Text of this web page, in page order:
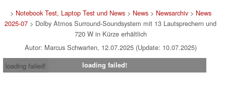
> Notebook Test, Laptop Test und News> News> Newsarchiv> News
2025-07 > Dolby Atmos Surround-Soundsystem mit 13 Lautsprechern und
720 W in Kürze erhältlich
Autor: Marcus Schwarten, 12.07.2025 (Update: 10.07.2025)
loading failed!
loading failed!